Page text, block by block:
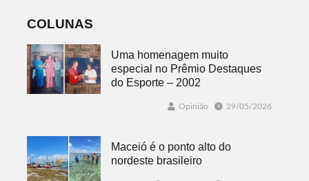
COLUNAS
Uma homenagem muito
especial no Prêmio Destaques
do Esporte – 2002
Opinião 29/05/2026
Maceió é o ponto alto do
nordeste brasileiro